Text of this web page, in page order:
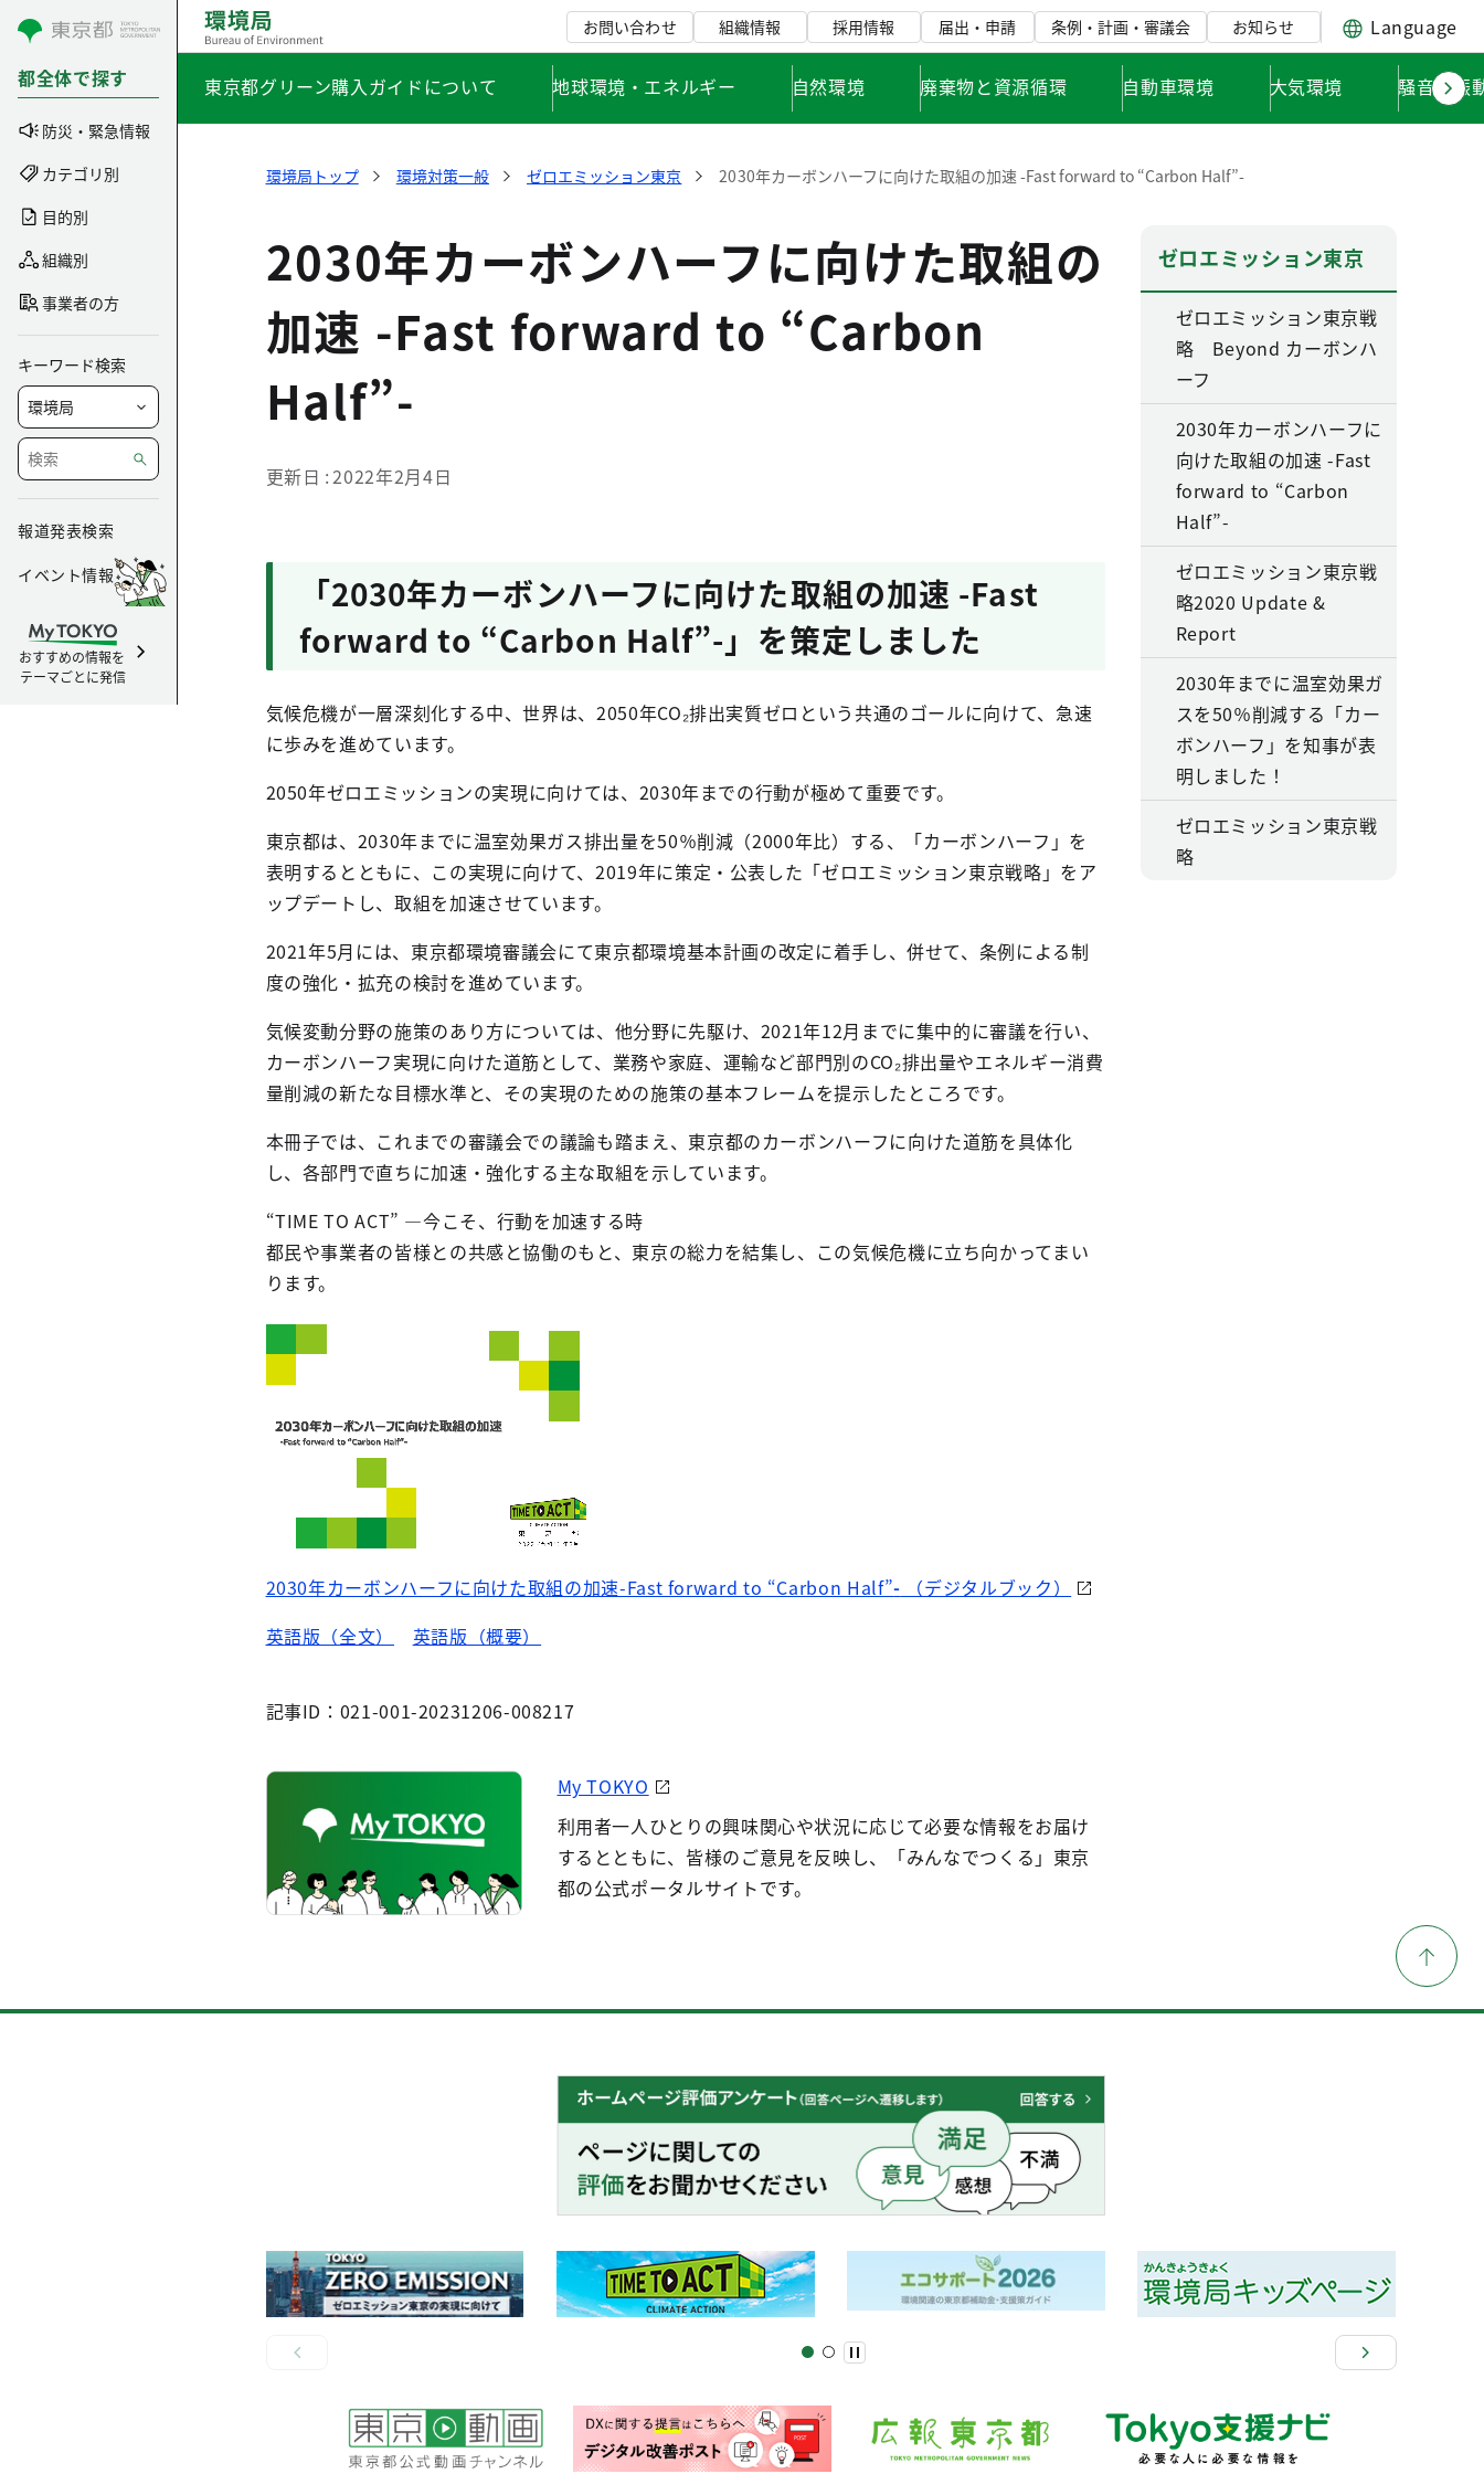
コンテンツにスキップ
都全体で探す
防災・緊急情報
カテゴリ別
目的別
組織別
事業者の方
キーワード検索
報道発表検索
イベント情報
おすすめの情報を
テーマごとに発信
お問い合わせ 組織情報 採用情報 届出・申請 条例・計画・審議会 お知らせ Language
東京都グリーン購入ガイドについて 地球環境・エネルギー 自然環境 廃棄物と資源循環 自動車環境 大気環境 騒音・振
環境局トップ 環境対策一般 ゼロエミッション東京 2030年カーボンハーフに向けた取組の加速 -Fast forward to “Carbon Half”-
2030年カーボンハーフに向けた取組の
加速 -Fast forward to “Carbon
Half”-
更新日 2022年2月4日
「2030年カーボンハーフに向けた取組の加速 -Fast
forward to “Carbon Half”-」を策定しました
気候危機が一層深刻化する中、世界は、2050年CO₂排出実質ゼロという共通のゴールに向けて、急速
に歩みを進めています。
2050年ゼロエミッションの実現に向けては、2030年までの行動が極めて重要です。
東京都は、2030年までに温室効果ガス排出量を50％削減（2000年比）する、「カーボンハーフ」を
表明するとともに、この実現に向けて、2019年に策定・公表した「ゼロエミッション東京戦略」をア
ップデートし、取組を加速させています。
2021年5月には、東京都環境審議会にて東京都環境基本計画の改定に着手し、併せて、条例による制
度の強化・拡充の検討を進めています。
気候変動分野の施策のあり方については、他分野に先駆け、2021年12月までに集中的に審議を行い、
カーボンハーフ実現に向けた道筋として、業務や家庭、運輸など部門別のCO₂排出量やエネルギー消費
量削減の新たな目標水準と、その実現のための施策の基本フレームを提示したところです。
本冊子では、これまでの審議会での議論も踏まえ、東京都のカーボンハーフに向けた道筋を具体化
し、各部門で直ちに加速・強化する主な取組を示しています。
“TIME TO ACT” ―今こそ、行動を加速する時
都民や事業者の皆様との共感と協働のもと、東京の総力を結集し、この気候危機に立ち向かってまい
ります。
2030年カーボンハーフに向けた取組の加速-Fast forward to “Carbon Half”- （デジタルブック）
英語版（全文）
英語版（概要）
記事ID：021-001-20231206-008217
My TOKYO
利用者一人ひとりの興味関心や状況に応じて必要な情報をお届け
するとともに、皆様のご意見を反映し、「みんなでつくる」東京
都の公式ポータルサイトです。
ゼロエミッション東京
ゼロエミッション東京戦
略 Beyond カーボンハ
ーフ
2030年カーボンハーフに
向けた取組の加速 -Fast
forward to “Carbon
Half”-
ゼロエミッション東京戦
略2020 Update &
Report
2030年までに温室効果ガ
スを50％削減する「カー
ボンハーフ」を知事が表
明しました！
ゼロエミッション東京戦
略